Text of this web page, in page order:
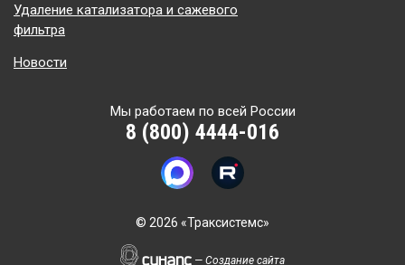
Удаление катализатора и сажевого
фильтра
Новости
Мы работаем по всей России
8 (800) 4444-016
© 2026 «Траксистемс»
— Создание сайта